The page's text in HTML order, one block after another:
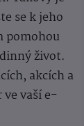
se k jeho
pomohou
život.
akcích a
vaší e-